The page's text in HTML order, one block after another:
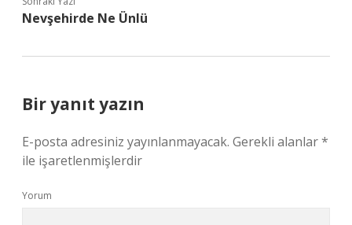
Nevşehirde Ne Ünlü
Bir yanıt yazın
E-posta adresiniz yayınlanmayacak. Gerekli alanlar*
ile işaretlenmişlerdir
Yorum